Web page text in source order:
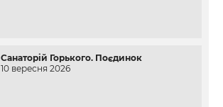
Санаторій Горького. Поєдинок
10 вересня 2026